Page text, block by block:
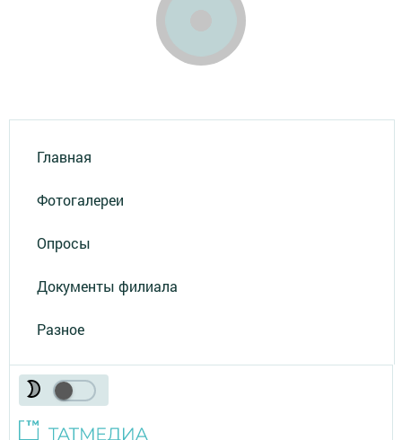
Главная
Фотогалереи
Опросы
Документы филиала
Разное